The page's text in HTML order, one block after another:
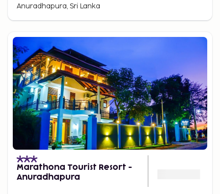
Anuradhapura, Sri Lanka
Marathona Tourist Resort -
Anuradhapura